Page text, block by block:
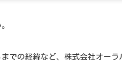
での経緯など、株式会社オー